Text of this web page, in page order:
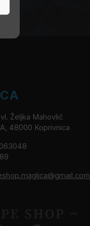
Željka Mahovlić
48000 Koprivnica